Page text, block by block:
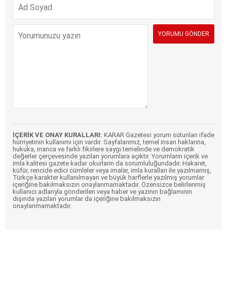
İÇERİK VE ONAY KURALLARI: KARAR Gazetesi yorum sütunları ifade
hürriyetinin kullanımı için vardır. Sayfalarımız, temel insan haklarına,
hukuka, inanca ve farklı fikirlere saygı temelinde ve demokratik
değerler çerçevesinde yazılan yorumlara açıktır. Yorumların içerik ve
imla kalitesi gazete kadar okurların da sorumluluğundadır. Hakaret,
küfür, rencide edici cümleler veya imalar, imla kuralları ile yazılmamış,
Türkçe karakter kullanılmayan ve büyük harflerle yazılmış yorumlar
içeriğine bakılmaksızın onaylanmamaktadır. Özensizce belirlenmiş
kullanıcı adlarıyla gönderilen veya haber ve yazının bağlamının
dışında yazılan yorumlar da içeriğine bakılmaksızın
onaylanmamaktadır.